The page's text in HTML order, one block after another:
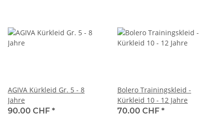
AGIVA Kürkleid Gr. 5 - 8
Jahre
90.00 CHF *
Bolero Trainingskleid -
Kürkleid 10 - 12 Jahre
70.00 CHF *